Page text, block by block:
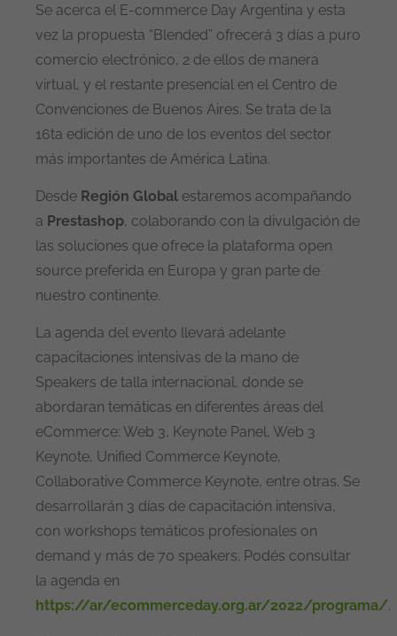
Se acerca el E-commerce Day Argentina y esta
vez la propuesta “Blended” ofrecerá 3 días a puro
comercio electrónico, 2 de ellos de manera
virtual, y el restante presencial en el Centro de
Convenciones de Buenos Aires. Se trata de la
16ta edición de uno de los eventos del sector
más importantes de América Latina.
Desde Región Global estaremos acompañando
a Prestashop, colaborando con la divulgación de
las soluciones que ofrece la plataforma open
source preferida en Europa y gran parte de
nuestro continente.
La agenda del evento llevará adelante
capacitaciones intensivas de la mano de
Speakers de talla internacional, donde se
abordaran temáticas en diferentes áreas del
eCommerce: Web 3, Keynote Panel, Web 3
Keynote, Unified Commerce Keynote,
Collaborative Commerce Keynote, entre otras. Se
desarrollarán 3 días de capacitación intensiva,
con workshops temáticos profesionales on
demand y más de 70 speakers. Podés consultar
la agenda en
https://ar/ecommerceday.org.ar/2022/programa/.